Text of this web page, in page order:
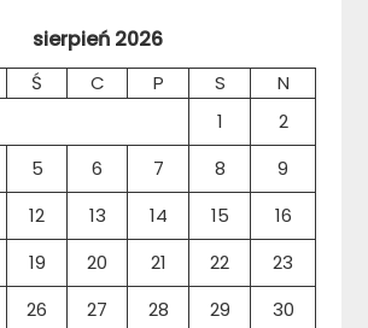
sierpień 2026
Ś C P S
N
1
2
5 6 7 8
9
12 13 14 15
16
19 20 21 22
23
26 27 28 29
30